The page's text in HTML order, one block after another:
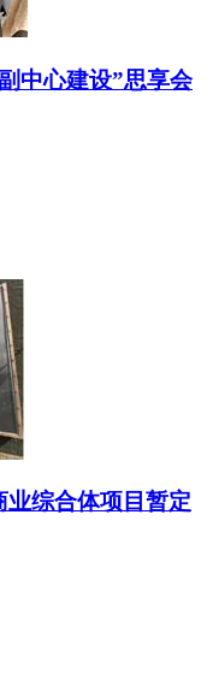
中心建设”思享会
综合体项目暂定